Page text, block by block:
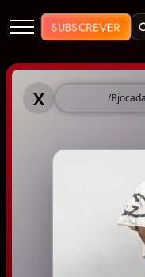
Muzik Plus
SUBSCREVER
Muzik Plus
X /